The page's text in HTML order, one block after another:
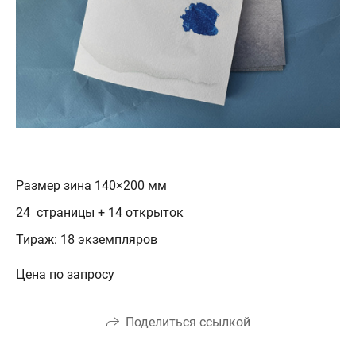
Размер зина 140×200 мм
24 страницы + 14 открыток
Тираж: 18 экземпляров
Цена по запросу
Поделиться ссылкой